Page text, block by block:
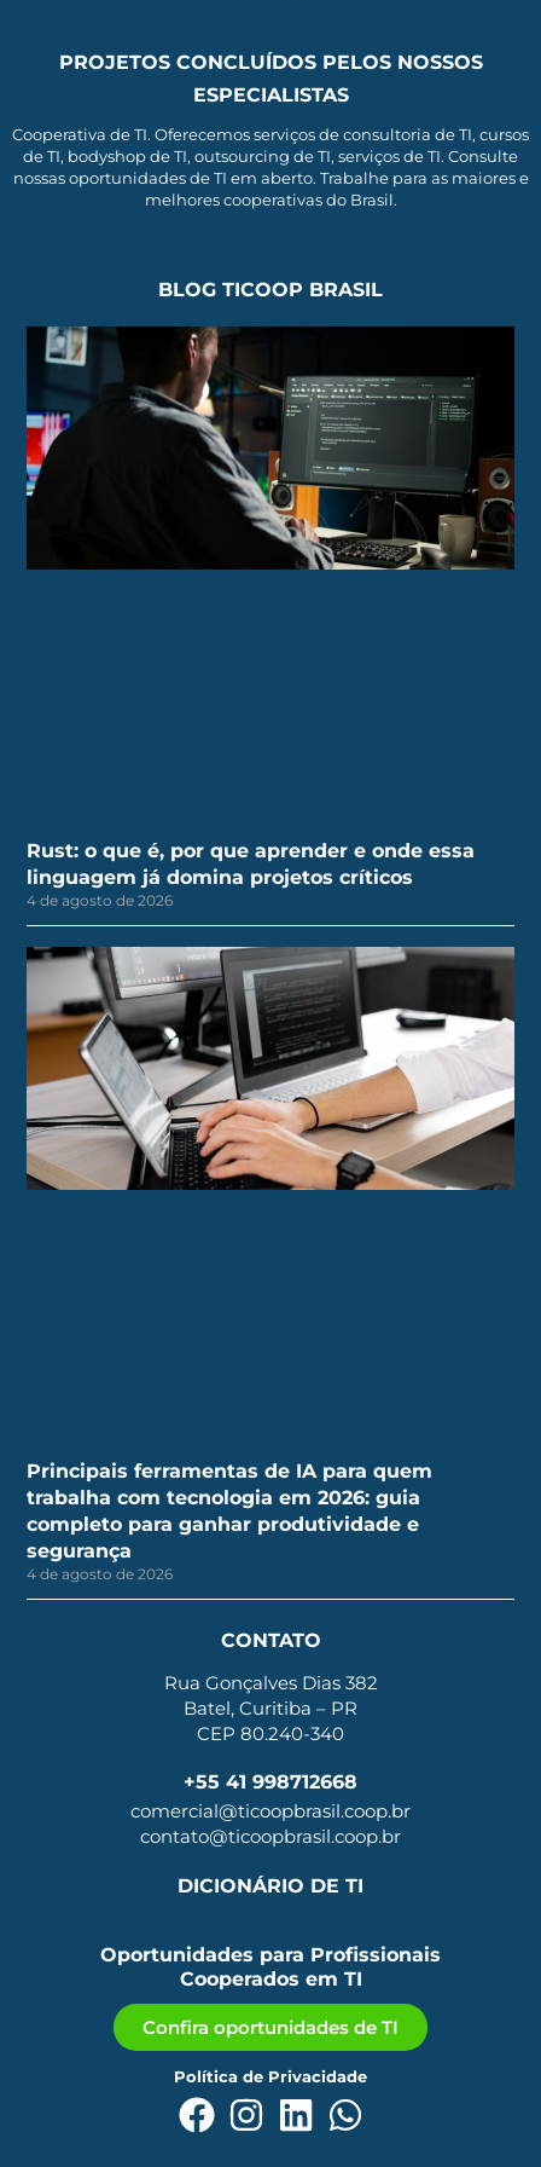
PROJETOS CONCLUÍDOS PELOS NOSSOS
ESPECIALISTAS
Cooperativa de TI. Oferecemos serviços de consultoria de TI, cursos
de TI, bodyshop de TI, outsourcing de TI, serviços de TI. Consulte
nossas oportunidades de TI em aberto. Trabalhe para as maiores e
melhores cooperativas do Brasil.
BLOG TICOOP BRASIL
Rust: o que é, por que aprender e onde essa
linguagem já domina projetos críticos
4 de agosto de 2026
Principais ferramentas de IA para quem
trabalha com tecnologia em 2026: guia
completo para ganhar produtividade e
segurança
4 de agosto de 2026
CONTATO
Rua Gonçalves Dias 382
Batel, Curitiba – PR
CEP 80.240-340
+55 41 998712668
comercial@ticoopbrasil.coop.br
contato@ticoopbrasil.coop.br
DICIONÁRIO DE TI
Oportunidades para Profissionais
Cooperados em TI
Confira oportunidades de TI
Política de Privacidade